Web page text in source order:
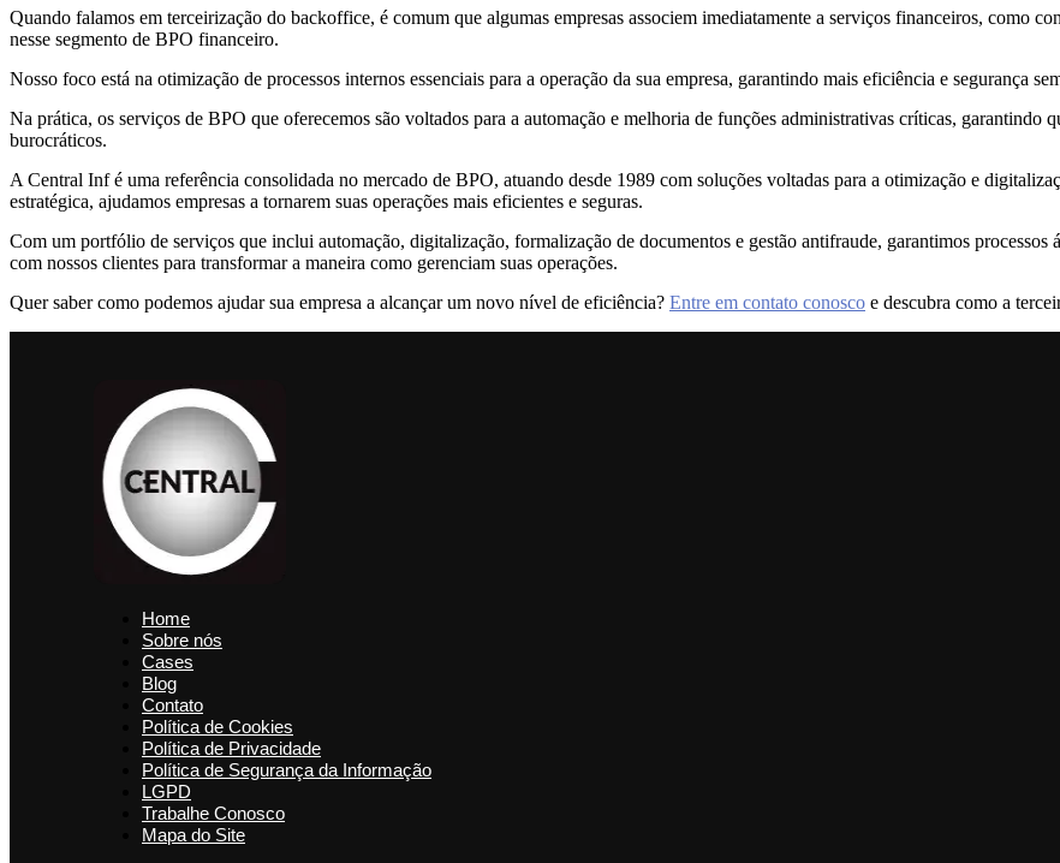
Quando falamos em terceirização do backoffice, é comum que algumas empresas associem imediatamente a serviços financeiros, como
nesse segmento de BPO financeiro.
Nosso foco está na otimização de processos internos essenciais para a operação da sua empresa, garantindo mais eficiência e segurança
Na prática, os serviços de BPO que oferecemos são voltados para a automação e melhoria de funções administrativas críticas, garantindo
burocráticos.
A Central Inf é uma referência consolidada no mercado de BPO, atuando desde 1989 com soluções voltadas para a otimização e
estratégica, ajudamos empresas a tornarem suas operações mais eficientes e seguras.
Com um portfólio de serviços que inclui automação, digitalização, formalização de documentos e gestão antifraude, garantimos processos
com nossos clientes para transformar a maneira como gerenciam suas operações.
Quer saber como podemos ajudar sua empresa a alcançar um novo nível de eficiência? Entre em contato conosco e descubra como a
Home
Sobre nós
Cases
Blog
Contato
Política de Cookies
Política de Privacidade
Política de Segurança da Informação
LGPD
Trabalhe Conosco
Mapa do Site